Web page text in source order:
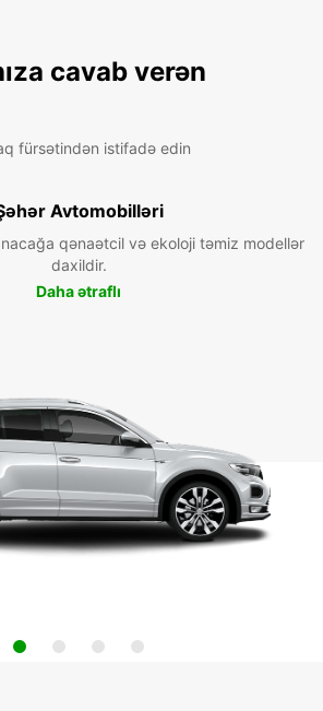
cavab verən
fürsətindən istifadə edin
Avtomobilləri
qənaətcil və ekoloji təmiz modellər
daxildir.
Daha ətraflı